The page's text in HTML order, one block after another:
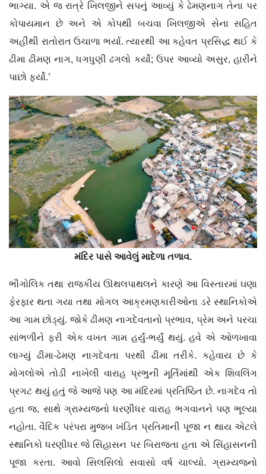
ભાગ્યા. એ જ રાત્રે ખિલજીને સપનું આવ્યું કે ઢેમણનાગ તેના પર
કોપાયમાન છે અને એ કોપથી બચવા ખિલજીએ સેના સહિત
અહીંથી રાતોરાત ઉચાળા ભર્યા. ત્યારથી આ કહેવત પ્રસિદ્ધ થઈ કે
ઢીમા ઢીમણ નાગ, ધગધુણી ઢગલો કર્યો; ઉપર આવ્યો અસુર, હારીને
પાછો ફર્યો.’
મંદિર પાસે આવેલું માદેળા તળાવ.
ભૌગોલિક તથા રાજકીય ઊથલપાથલને કારણે આ વિસ્તારમાં ઘણા
ફેરફાર થતા ગયા તથા મોગલ આક્રમણકારીઓના ડરે સ્થાનિકોએ
આ ગામ છોડ્યું. જોકે ઢીમણ નાગદેવતાનો પ્રભાવ, પ્રેમ અને પરચા
સાંભળીને ફરી એક વખત ગામ હર્યું-ભર્યું થયું. હવે એ ઓળખાવા
લાગ્યું ઢીમા-ઢેમણ નાગદેવતા પરથી ઢીમા તરીકે. કહેવાય છે કે
મોગલોએ તોડી નાખેલી વારાહ પ્રભુની મૂર્તિમાંથી એક શિવલિંગ
પ્રગટ થયું હતું જે આજે પણ આ મંદિરમાં પ્રતિષ્ઠિત છે. નાગદેવ તો
હતા જ, સાથે ગ્રામ્યજનો ધરણીધર વારાહ ભગવાનને પણ ભૂલ્યા
નહોતા. વૈદિક પરંપરા મુજબ ખંડિત પ્રતિમાની પૂજા ન થાય એટલે
સ્થાનિકો ધરણીધર જે સિંહાસન પર બિરાજતા હતા એ સિંહાસનની
પૂજા કરતા. આવો સિલસિલો સવાસો વર્ષ ચાલ્યો. ગ્રામ્યજનો